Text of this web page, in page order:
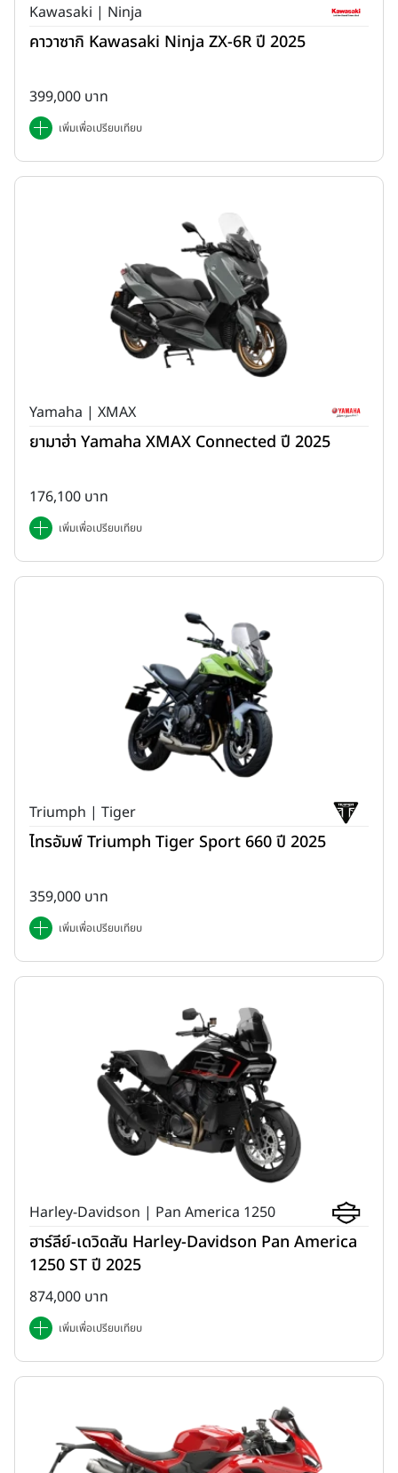
Kawasaki | Ninja
คาวาซากิ Kawasaki Ninja ZX-6R ปี 2025
399,000 บาท
เพิ่มเพื่อเปรียบเทียบ
Yamaha | XMAX
ยามาฮ่า Yamaha XMAX Connected ปี 2025
176,100 บาท
เพิ่มเพื่อเปรียบเทียบ
Triumph | Tiger
ไทรอัมพ์ Triumph Tiger Sport 660 ปี 2025
359,000 บาท
เพิ่มเพื่อเปรียบเทียบ
Harley-Davidson | Pan America 1250
ฮาร์ลีย์-เดวิดสัน Harley-Davidson Pan America
1250 ST ปี 2025
874,000 บาท
เพิ่มเพื่อเปรียบเทียบ